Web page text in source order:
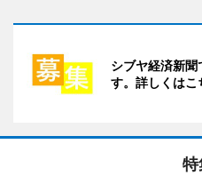
シブヤ経済新聞
す。詳しくはこ
特